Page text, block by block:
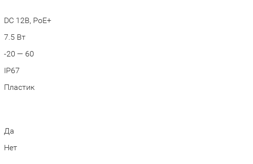
DC 12В, PoE+
7.5 Вт
-20 — 60
IP67
Пластик
Да
Нет